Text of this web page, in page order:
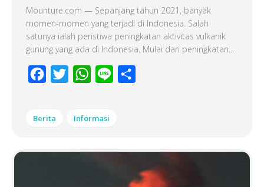
Mounture.com — Sepanjang tahun 2021, banyak
momen-momen yang terjadi di Indonesia. Salah
satunya ialah peristiwa peningkatan aktivitas vulkanik
gunung yang ada di Indonesia. Mulai dari peningkatan...
Facebook
Twitter WhatsApp
Line
Berita Informasi